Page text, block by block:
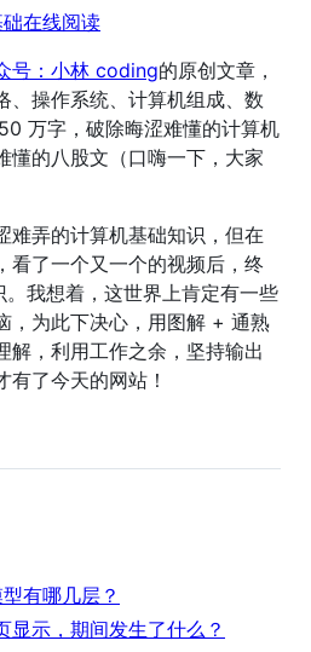
在线阅读
号：小林 coding的原创文章，
、操作系统、计算机组成、数
万字，破除晦涩难懂的计算机
懂的八股文（口嗨一下，大家
难弄的计算机基础知识，但在
看了一个又一个的视频后，终
。我想着，这世界上肯定有一些
，为此下决心，用图解 + 通熟
解，利用工作之余，坚持输出
有了今天的网站！
有哪几层？
显示，期间发生了什么？